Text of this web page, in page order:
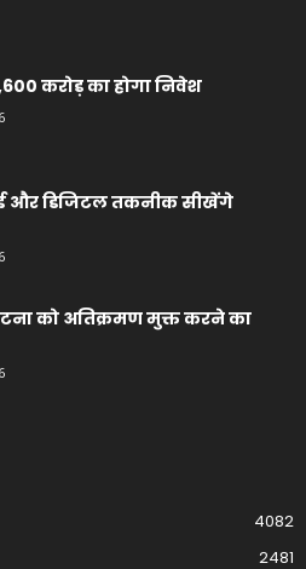
करोड़ का होगा निवेश
और डिजिटल तकनीक सीखेंगे
को अतिक्रमण मुक्त करने का
4082
2481